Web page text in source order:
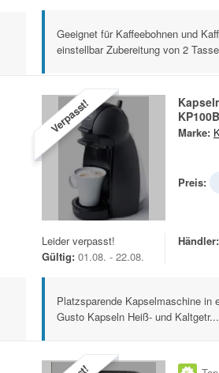
Geeignet für Kaffeebohnen und
einstellbar Zubereitung von 2
Verpasst!
KP100B
Marke:
Preis:
Leider verpasst!
Gültig: 01.08. - 22.08.
Händler:
Platzsparende Kapselmaschine in
Gusto Kapseln Heiß- und Kaltgetr...